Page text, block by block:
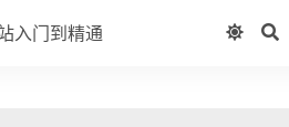
入门到精通